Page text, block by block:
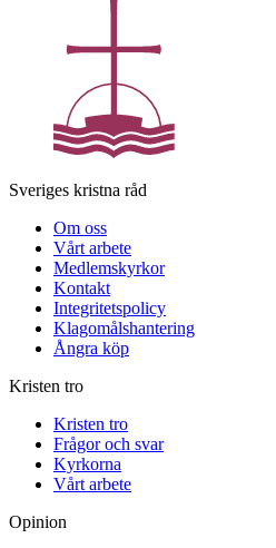
Sveriges kristna råd
Om oss
Vårt arbete
Medlemskyrkor
Kontakt
Integritetspolicy
Klagomålshantering
Ångra köp
Kristen tro
Kristen tro
Frågor och svar
Kyrkorna
Vårt arbete
Opinion